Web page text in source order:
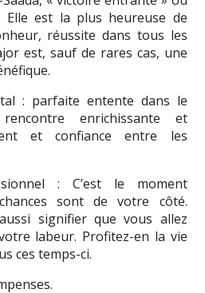
Elle est la plus heureuse de
réussite dans tous les
est, sauf de rares cas, une
: parfaite entente dans le
enrichissante et
et confiance entre les
: C’est le moment
sont de votre côté.
signifier que vous allez
labeur. Profitez-en la vie
ces temps-ci.